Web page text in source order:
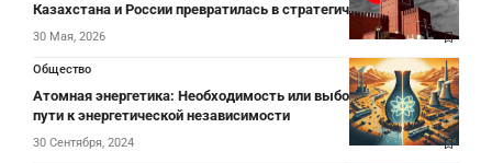
Казахстана и России превратилась в стратегический проект
30 Мая, 2026
Общество
Атомная энергетика: Необходимость или выбор? Казахстан на
пути к энергетической независимости
30 Сентября, 2024